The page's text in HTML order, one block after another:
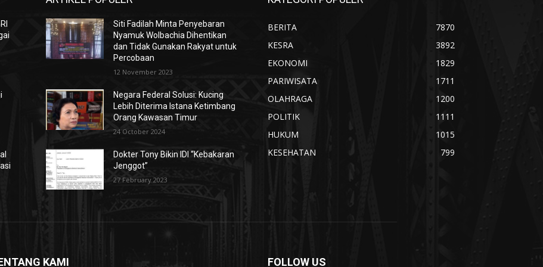
Siti Fadilah Minta Penyebaran
Nyamuk Wolbachia Dihentikan
dan Tidak Gunakan Rakyat untuk
Percobaan
12 November 2023
Negara Federal Solusi: Kucing
Lebih Diterima Istana Ketimbang
Orang Kawasan Timur
24 October 2024
Dokter Tony Bikin IDI “Kebakaran
Jenggot”
27 February 2023
BERITA
7870
KESRA
3892
EKONOMI
1829
PARIWISATA
1711
OLAHRAGA
1200
POLITIK
1111
HUKUM
1015
KESEHATAN
799
KAMI FOLLOW US